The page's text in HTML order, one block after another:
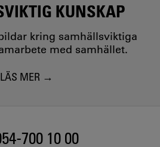
KUNSKAP
kring samhällsviktiga
med samhället.
LÄS MER
700 10 00